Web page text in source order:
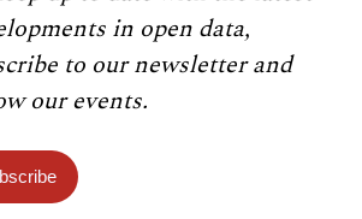
in open data,
to our newsletter and
our events.